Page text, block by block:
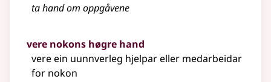
ta hand om oppgåvene
vere nokons høgre hand
vere ein uunnverleg hjelpar eller medarbeidar
for nokon